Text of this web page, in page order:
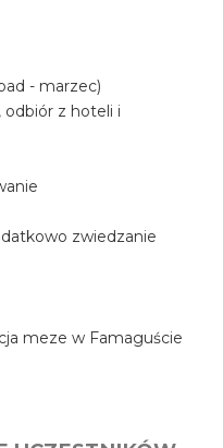
- marzec)
z hoteli i
zwiedzanie
meze w Famaguście